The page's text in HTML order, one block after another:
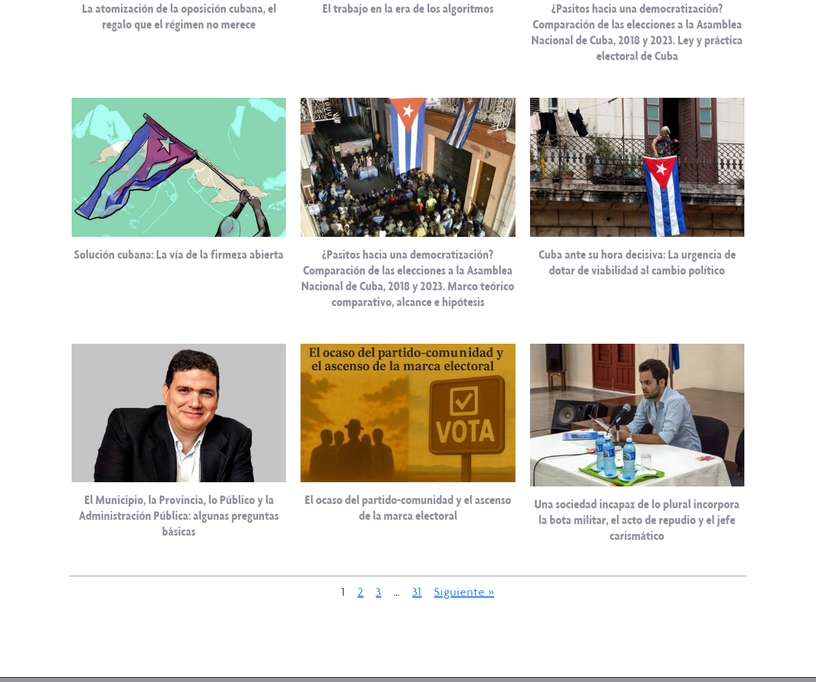
La atomización de la oposición cubana, el
regalo que el régimen no merece
El trabajo en la era de los algoritmos
¿Pasitos hacia una democratización?
Comparación de las elecciones a la Asamblea
Nacional de Cuba, 2018 y 2023. Ley y práctica
electoral de Cuba
Solución cubana: La vía de la firmeza abierta
¿Pasitos hacia una democratización?
Comparación de las elecciones a la Asamblea
Nacional de Cuba, 2018 y 2023. Marco teórico
comparativo, alcance e hipótesis
Cuba ante su hora decisiva: La urgencia de
dotar de viabilidad al cambio político
El Municipio, la Provincia, lo Público y la
Administración Pública: algunas preguntas
básicas
El ocaso del partido-comunidad y el ascenso
de la marca electoral
Una sociedad incapaz de lo plural incorpora
la bota militar, el acto de repudio y el jefe
carismático
1 2 3 … 31 Siguiente »